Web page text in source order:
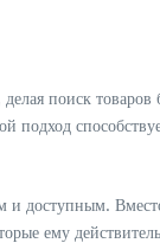
поиск
доступным.
ему